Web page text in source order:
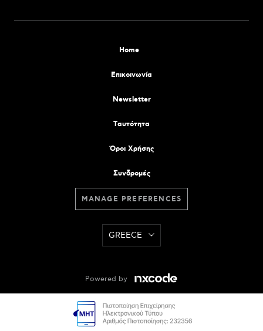
Home
Επικοινωνία
Newsletter
Tαυτότητα
Όροι Χρήσης
Συνδρομές
MANAGE PREFERENCES
GREECE
Powered by